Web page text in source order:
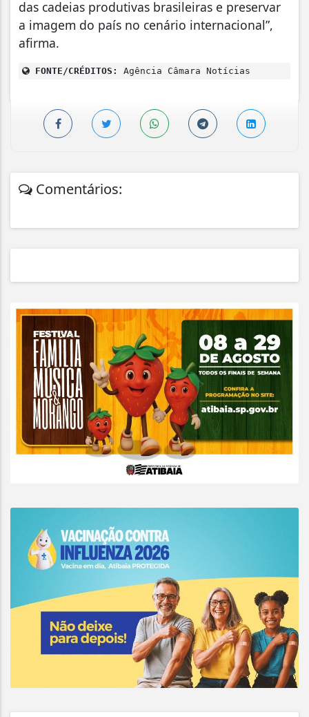
das cadeias produtivas brasileiras e preservar
a imagem do país no cenário internacional”,
afirma.
FONTE/CRÉDITOS: Agência Câmara Notícias
Comentários: